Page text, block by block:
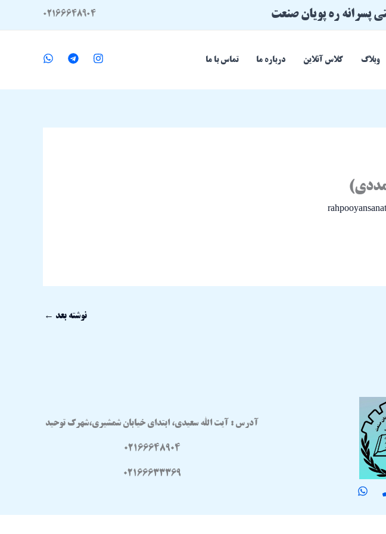
پسرانه ره پویان صنعت 02166648904
وبلاگ کلاس آنلاین درباره ما تماس با ما
نوشته بعد ←
آدرس : آیت الله سعیدی، ابتدای خیابان شمشیری،شهرک توحید
02166648904
02166633369